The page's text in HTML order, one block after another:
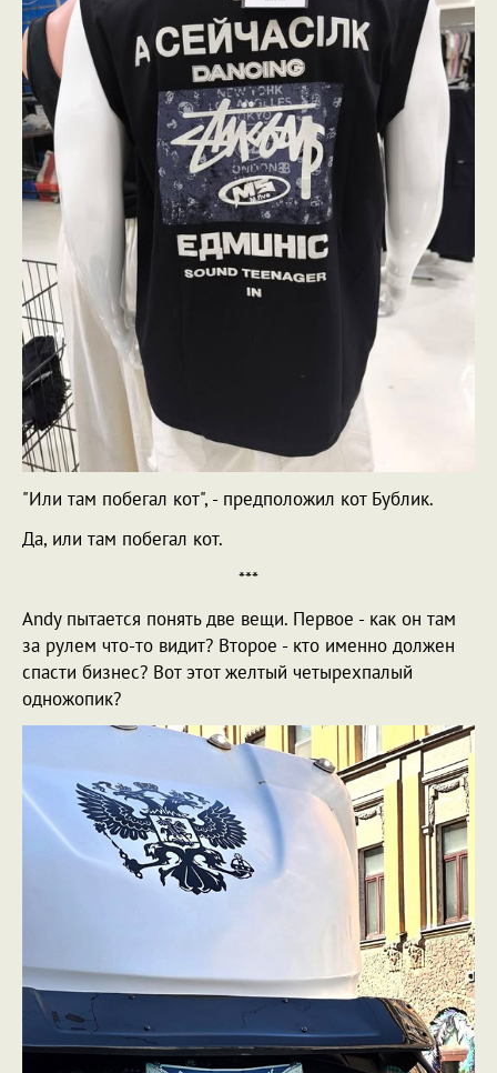
"Или там побегал кот", - предположил кот Бублик.
Да, или там побегал кот.
***
Andy пытается понять две вещи. Первое - как он там
за рулем что-то видит? Второе - кто именно должен
спасти бизнес? Вот этот желтый четырехпалый
одножопик?